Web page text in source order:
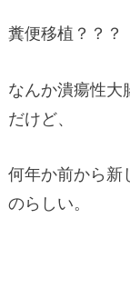
糞便移植？？？
なんか潰瘍性大
だけど、
何年か前から新
のらしい。